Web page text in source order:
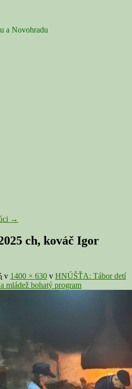
a Novohradu
→
ch, kováč Igor
v 1400 × 630 v HNÚŠŤA: Tábor detí
mládež bohatý program